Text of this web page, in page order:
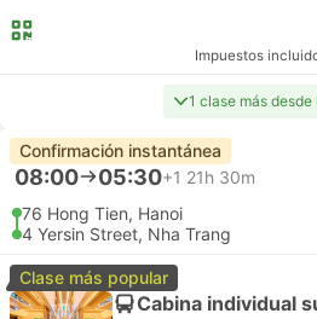
Impuestos
1 clase más desde
Confirmación instantánea
08:00 05:30+1 21h 30m
76 Hong Tien, Hanoi
4 Yersin Street, Nha Trang
Clase más popular
Cabina individual